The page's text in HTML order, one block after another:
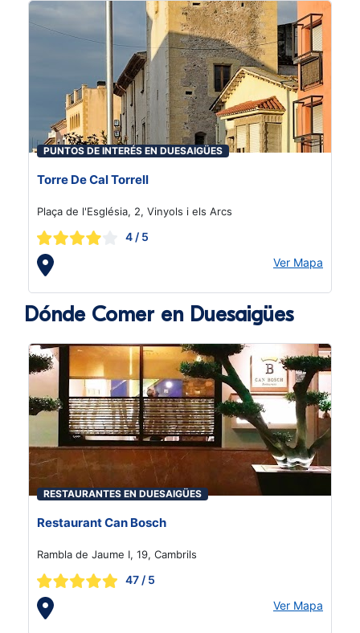
PUNTOS DE INTERÉS EN DUESAIGÜES
Torre De Cal Torrell
Plaça de l'Església, 2, Vinyols i els Arcs
4 / 5
Ver Mapa
Dónde Comer en Duesaigües
RESTAURANTES EN DUESAIGÜES
Restaurant Can Bosch
Rambla de Jaume I, 19, Cambrils
47 / 5
Ver Mapa